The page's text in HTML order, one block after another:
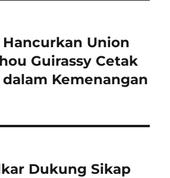
Union
Guirassy Cetak
dalam Kemenangan
Dukung Sikap